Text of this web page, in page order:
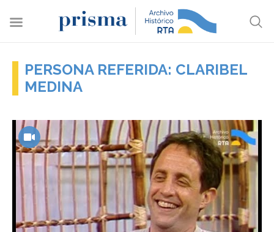
PERSONA REFERIDA: CLARIBEL
MEDINA